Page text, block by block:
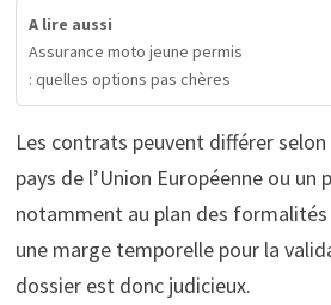
A lire aussi
Assurance moto jeune permis
: quelles options pas chères
Les contrats peuvent différer
pays de l’Union Européenne ou un
notamment au plan des
une marge temporelle pour la
dossier est donc judicieux.